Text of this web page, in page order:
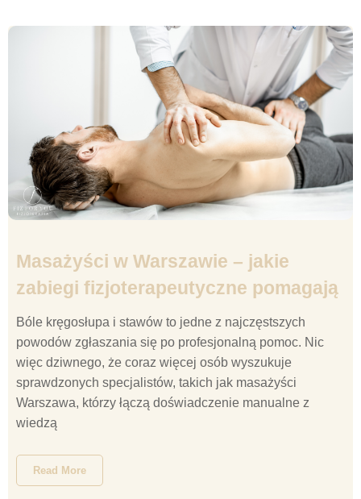
Masażyści w Warszawie – jakie
zabiegi fizjoterapeutyczne pomagają
Bóle kręgosłupa i stawów to jedne z najczęstszych
powodów zgłaszania się po profesjonalną pomoc. Nic
więc dziwnego, że coraz więcej osób wyszukuje
sprawdzonych specjalistów, takich jak masażyści
Warszawa, którzy łączą doświadczenie manualne z
wiedzą
Read More